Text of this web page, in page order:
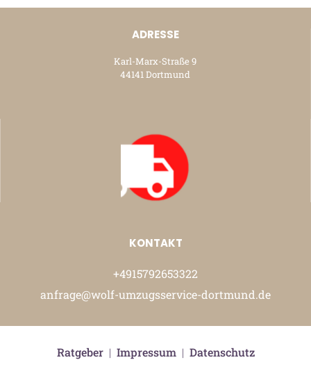
ADRESSE
Karl-Marx-Straße 9
44141 Dortmund
KONTAKT
+4915792653322
anfrage@wolf-umzugsservice-dortmund.de
Ratgeber| Impressum| Datenschutz